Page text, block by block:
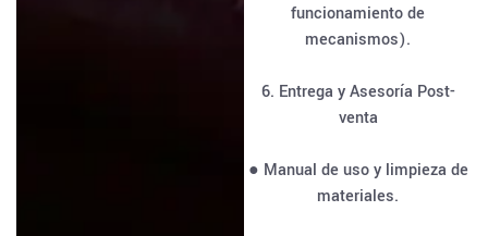
funcionamiento de
mecanismos).
6. Entrega y Asesoría Post-
venta
● Manual de uso y limpieza de
materiales.